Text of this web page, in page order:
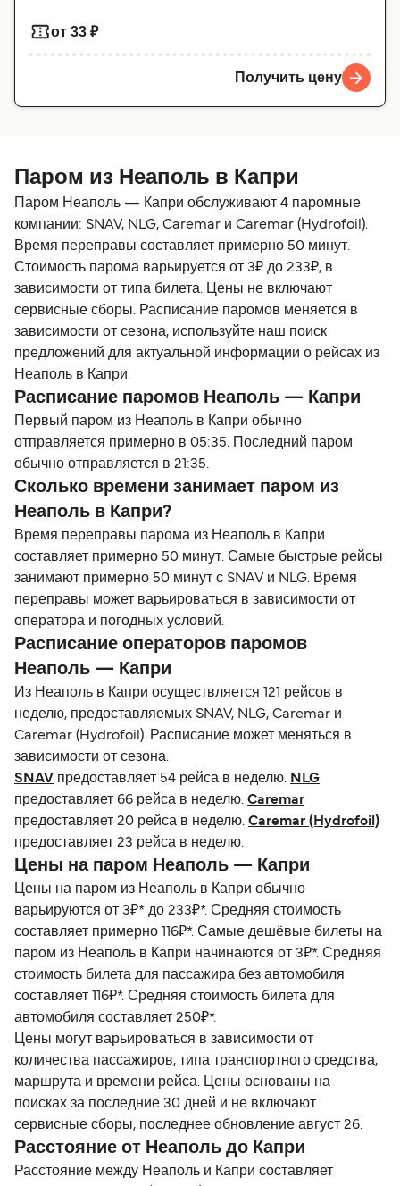
от 33 ₽
Получить цену
Паром из Неаполь в Капри
Паром Неаполь — Капри обслуживают 4 паромные
компании: SNAV, NLG, Caremar и Caremar (Hydrofoil).
Время переправы составляет примерно 50 минут.
Стоимость парома варьируется от 3₽ до 233₽, в
зависимости от типа билета. Цены не включают
сервисные сборы. Расписание паромов меняется в
зависимости от сезона, используйте наш поиск
предложений для актуальной информации о рейсах из
Неаполь в Капри.
Расписание паромов Неаполь — Капри
Первый паром из Неаполь в Капри обычно
отправляется примерно в 05:35. Последний паром
обычно отправляется в 21:35.
Сколько времени занимает паром из
Неаполь в Капри?
Время переправы парома из Неаполь в Капри
составляет примерно 50 минут. Самые быстрые рейсы
занимают примерно 50 минут с SNAV и NLG. Время
переправы может варьироваться в зависимости от
оператора и погодных условий.
Расписание операторов паромов
Неаполь — Капри
Из Неаполь в Капри осуществляется 121 рейсов в
неделю, предоставляемых SNAV, NLG, Caremar и
Caremar (Hydrofoil). Расписание может меняться в
зависимости от сезона.
SNAV предоставляет 54 рейса в неделю. NLG
предоставляет 66 рейса в неделю. Caremar
предоставляет 20 рейса в неделю. Caremar (Hydrofoil)
предоставляет 23 рейса в неделю.
Цены на паром Неаполь — Капри
Цены на паром из Неаполь в Капри обычно
варьируются от 3₽* до 233₽*. Средняя стоимость
составляет примерно 116₽*. Самые дешёвые билеты на
паром из Неаполь в Капри начинаются от 3₽*. Средняя
стоимость билета для пассажира без автомобиля
составляет 116₽*. Средняя стоимость билета для
автомобиля составляет 250₽*.
Цены могут варьироваться в зависимости от
количества пассажиров, типа транспортного средства,
маршрута и времени рейса. Цены основаны на
поисках за последние 30 дней и не включают
сервисные сборы, последнее обновление август 26.
Расстояние от Неаполь до Капри
Расстояние между Неаполь и Капри составляет